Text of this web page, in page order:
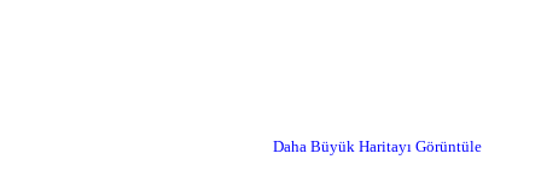
Daha Büyük Haritayı Görüntüle